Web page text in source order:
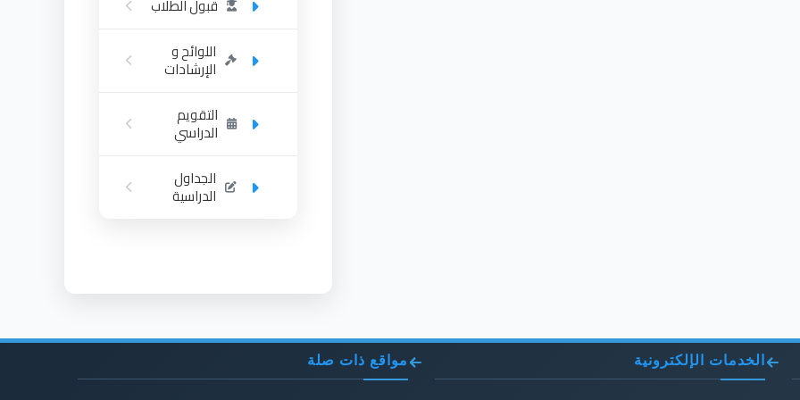
قبول الطلاب
اللوائح و
الإرشادات
التقويم
الدراسي
الجداول
الدراسية
الخدمات الإلكترونية مواقع ذات صلة